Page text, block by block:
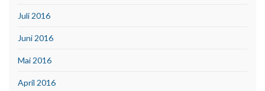
Juli 2016
Juni 2016
Mai 2016
April 2016